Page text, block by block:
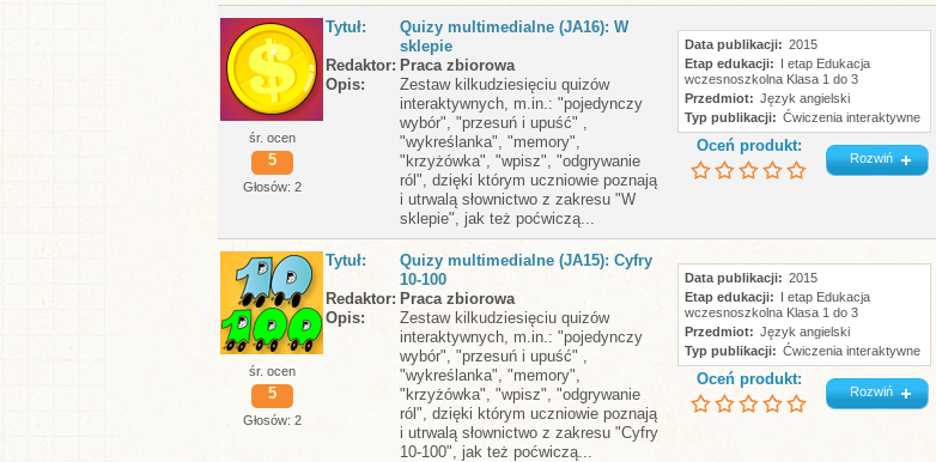
śr. ocen
5
Głosów: 2
Tytuł
Quizy multimedialne (JA16): W
sklepie
Redaktor Praca zbiorowa
Opis
Zestaw kilkudziesięciu quizów
interaktywnych, m.in.: "pojedynczy
wybór", "przesuń i upuść" ,
"wykreślanka", "memory",
"krzyżówka", "wpisz", "odgrywanie
ról", dzięki którym uczniowie poznają
i utrwalą słownictwo z zakresu "W
sklepie", jak też poćwiczą...
Data publikacji
2015
Etap edukacji
I etap Edukacja
wczesnoszkolna Klasa 1 do 3
Przedmiot
Język angielski
Typ publikacji
Ćwiczenia interaktywne
Oceń produkt:
Rozwiń
śr. ocen
5
Głosów: 2
Tytuł
Quizy multimedialne (JA15): Cyfry
10-100
Redaktor Praca zbiorowa
Opis
Zestaw kilkudziesięciu quizów
interaktywnych, m.in.: "pojedynczy
wybór", "przesuń i upuść" ,
"wykreślanka", "memory",
"krzyżówka", "wpisz", "odgrywanie
ról", dzięki którym uczniowie poznają
i utrwalą słownictwo z zakresu "Cyfry
10-100", jak też poćwiczą...
Data publikacji
2015
Etap edukacji
I etap Edukacja
wczesnoszkolna Klasa 1 do 3
Przedmiot
Język angielski
Typ publikacji
Ćwiczenia interaktywne
Oceń produkt:
Rozwiń